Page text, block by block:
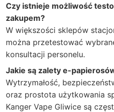
Czy istnieje możliwość
zakupem?
W większości sklepów
można przetestować
konsultacji personelu.
Jakie są zalety e-
Wytrzymałość,
oraz prostota użytkowania
Kanger Vape Gliwice są